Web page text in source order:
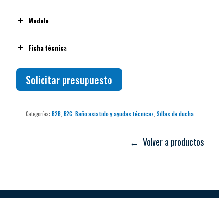
Modelo
Ficha técnica
Solicitar presupuesto
Categorías: B2B, B2C, Baño asistido y ayudas técnicas Sillas de ducha
← Volver a productos